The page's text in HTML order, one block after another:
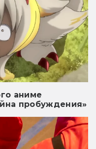
аниме
пробуждения»